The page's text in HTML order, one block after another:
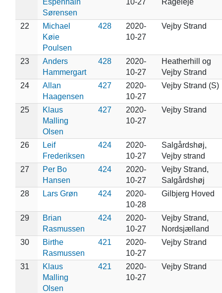
Sørensen
22
Michael
Køie
Poulsen
428
2020-
10-27
Vejby Strand
23
Anders
Hammergart
428
2020-
10-27
Heatherhill og
Vejby Strand
24
Allan
Haagensen
427
2020-
10-27
Vejby Strand (S)
25
Klaus
Malling
Olsen
427
2020-
10-27
Vejby Strand
26
Leif
Frederiksen
424
2020-
10-27
Salgårdshøj,
Vejby strand
27
Per Bo
Hansen
424
2020-
10-27
Vejby Strand,
Salgårdshøj
28
Lars Grøn 424
2020-
10-28
Gilbjerg Hoved
29
Brian
Rasmussen
424
2020-
10-27
Vejby Strand,
Nordsjælland
30
Birthe
Rasmussen
421
2020-
10-27
Vejby Strand
31
Klaus
Malling
Olsen
421
2020-
10-27
Vejby Strand